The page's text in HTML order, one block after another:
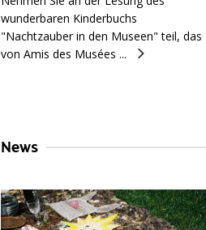
wunderbaren Kinderbuchs
"Nachtzauber in den Museen" teil, das
von Amis des Musées ...
News